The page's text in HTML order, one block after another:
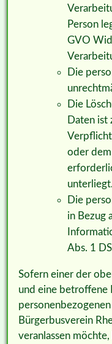
Person
GVO
Die
Die
Daten ist
oder
unterliegt.
Die
in Bezug
Abs. 1
Sofern einer der
und eine betroffene
Bürgerbusverein
veranlassen